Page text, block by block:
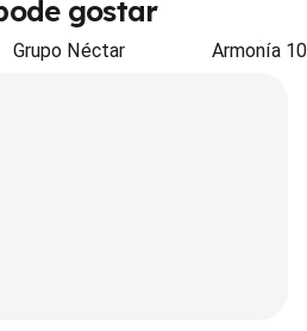
gostar
Grupo Néctar Armonía 10